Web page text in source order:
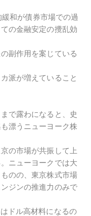
和が債券市場での過
の金融安定の攪乱効
副作用を案じている
派が増えていること
で露わになると、史
漂うニューヨーク株
の市場が共振して上
ニューヨークでは大
のの、東京株式市場
ジンの推進力のみで
ドル高材料になるの